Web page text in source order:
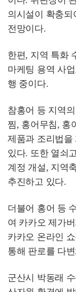
의시설이 확충
전망이다.
한편, 지역 특화
마케팅 용역 사
행 중이다.
참홍어 등 지역
찜, 홍어무침, 홍
제품과 조리법을
있다. 또한 열쇠
계정 개설, 지역
추진하고 있다.
더불어 홍어 등
여 카카오 제가
카카오 온라인
통해 판로를 다
군산시 박동래